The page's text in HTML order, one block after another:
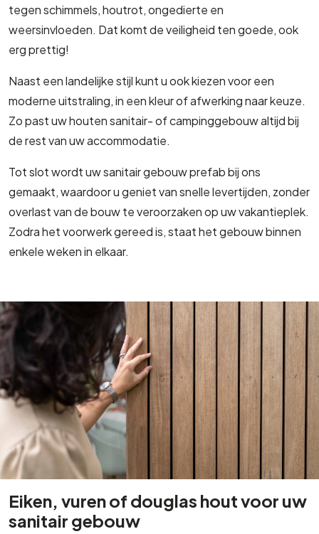
tegen schimmels, houtrot, ongedierte en
weersinvloeden. Dat komt de veiligheid ten goede, ook
erg prettig!
Naast een landelijke stijl kunt u ook kiezen voor een
moderne uitstraling, in een kleur of afwerking naar keuze.
Zo past uw houten sanitair- of campinggebouw altijd bij
de rest van uw accommodatie.
Tot slot wordt uw sanitair gebouw prefab bij ons
gemaakt, waardoor u geniet van snelle levertijden, zonder
overlast van de bouw te veroorzaken op uw vakantieplek.
Zodra het voorwerk gereed is, staat het gebouw binnen
enkele weken in elkaar.
Eiken, vuren of douglas hout voor uw
sanitair gebouw